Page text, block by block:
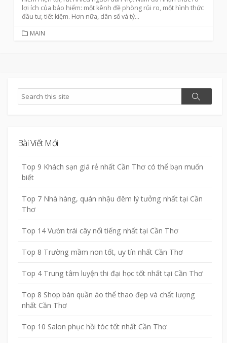
lợi ích của bảo hiểm: một kênh đề phòng rủi ro, một hình thức
đầu tư, tiết kiệm. Hơn nữa, dân số và tỷ...
CATEGORIES
MAIN
Search
Search
Bài Viết Mới
Top 9 Khách sạn giá rẻ nhất Cần Thơ có thể bạn muốn
biết
Top 7 Nhà hàng, quán nhậu đêm lý tưởng nhất tại Cần
Thơ
Top 14 Vườn trái cây nổi tiếng nhất tại Cần Thơ
Top 8 Trường mầm non tốt, uy tín nhất Cần Thơ
Top 4 Trung tâm luyện thi đại học tốt nhất tại Cần Thơ
Top 8 Shop bán quần áo thể thao đẹp và chất lượng
nhất Cần Thơ
Top 10 Salon phục hồi tóc tốt nhất Cần Thơ